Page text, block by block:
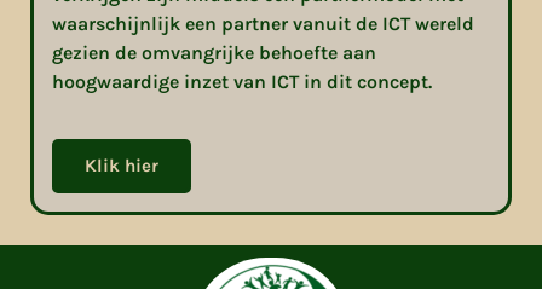
waarschijnlijk een partner vanuit de ICT wereld
gezien de omvangrijke behoefte aan
hoogwaardige inzet van ICT in dit concept.
Klik hier